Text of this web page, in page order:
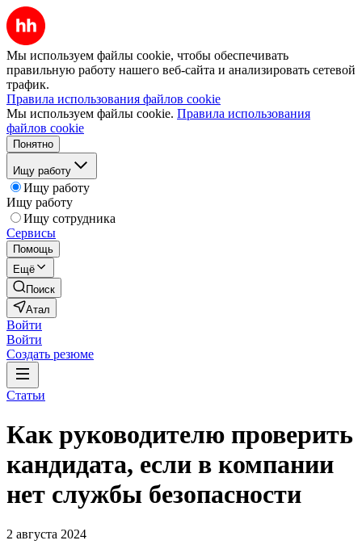
Мы используем файлы cookie, чтобы обеспечивать
правильную работу нашего веб-сайта и анализировать сетевой
трафик.
Правила использования файлов cookie
Мы используем файлы cookie. Правила использования
файлов cookie
Понятно
Ищу работу
Ищу работу
Ищу работу
Ищу сотрудника
Сервисы
Помощь
Ещё
Поиск
Атал
Войти
Войти
Создать резюме
Статьи
Как руководителю проверить
кандидата, если в компании
нет службы безопасности
2 августа 2024